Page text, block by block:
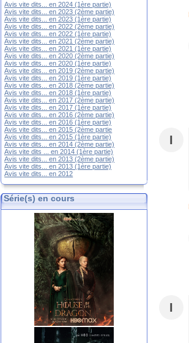
Avis vite dits... en 2024 (1ère partie)
Avis vite dits... en 2023 (2ème partie)
Avis vite dits... en 2023 (1ère partie)
Avis vite dits... en 2022 (2ème partie)
Avis vite dits... en 2022 (1ère partie)
Avis vite dits... en 2021 (2ème partie)
Avis vite dits... en 2021 (1ère partie)
Avis vite dits... en 2020 (2ème partie)
Avis vite dits... en 2020 (1ère partie)
Avis vite dits... en 2019 (2ème partie)
Avis vite dits... en 2019 (1ère partie)
Avis vite dits... en 2018 (2ème partie)
Avis vite dits... en 2018 (1ère partie)
Avis vite dits... en 2017 (2ème partie)
Avis vite dits... en 2017 (1ère partie)
Avis vite dits... en 2016 (2ème partie)
Avis vite dits... en 2016 (1ère partie)
Avis vite dits... en 2015 (2ème partie
Avis vite dits... en 2015 (1ère partie)
Avis vite dits... en 2014 (2ème partie)
Avis vite dits ... en 2014 (1ère partie)
Avis vite dits... en 2013 (2ème partie)
Avis vite dits... en 2013 (1ère partie)
Avis vite dits... en 2012
Série(s) en cours
I
I